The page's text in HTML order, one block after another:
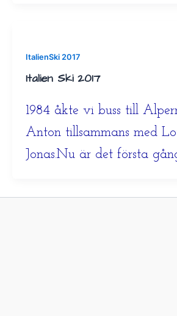
ItalienSki 2017
Italien Ski 2017
1984 åkte vi buss till
Anton tillsammans med
Jonas.Nu är det första